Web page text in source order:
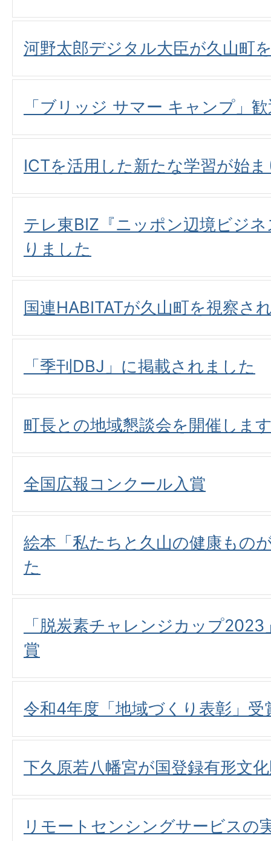
河野太郎デジタル大臣が久山町
「ブリッジ サマー キャンプ」
ICTを活用した新たな学習が始
テレ東BIZ『ニッポン辺境ビジ
りました
国連HABITATが久山町を視察さ
「季刊DBJ」に掲載されました
町長との地域懇談会を開催しま
全国広報コンクール入賞
絵本「私たちと久山の健康もの
た
「脱炭素チャレンジカップ
賞
令和4年度「地域づくり表彰」受
下久原若八幡宮が国登録有形文
リモートセンシングサービスの